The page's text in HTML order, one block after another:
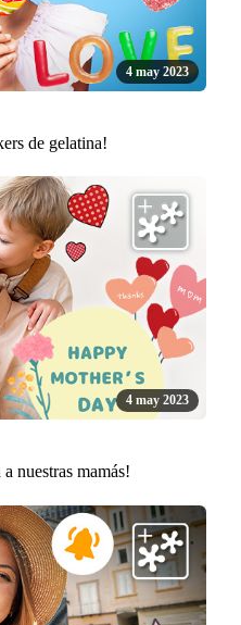
4 may 2023
de gelatina!
4 may 2023
nuestras mamás!